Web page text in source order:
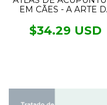
EM CÃES - A ARTE
CHINESA
$34.29 USD